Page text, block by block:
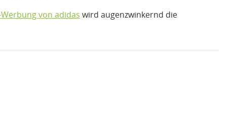
von adidas wird augenzwinkernd die